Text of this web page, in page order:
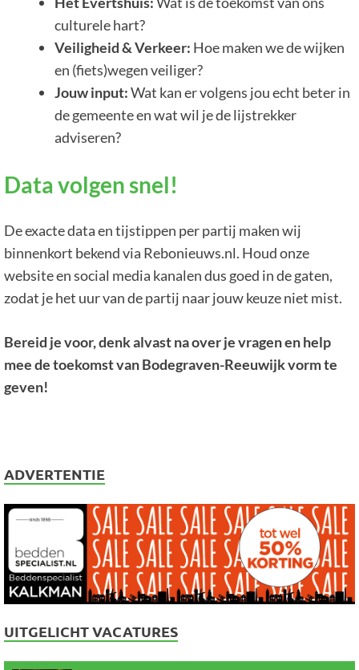
culturele hart?
Veiligheid & Verkeer: Hoe maken we de wijken
en (fiets)wegen veiliger?
Jouw input:Wat kan er volgens jou echt beter in
de gemeente en wat wil je de lijstrekker
adviseren?
Data volgen snel!
De exacte data en tijstippen per partij maken wij
binnenkort bekend via Rebonieuws.nl. Houd onze
website en social media kanalen dus goed in de gaten,
zodat je het uur van de partij naar jouw keuze niet mist.
Bereid je voor, denk alvast na over je vragen en help
mee de toekomst van Bodegraven-Reeuwijk vorm te
geven!
ADVERTENTIE
UITGELICHT VACATURES